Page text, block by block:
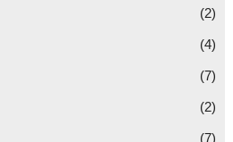
(2)
(4)
(7)
(2)
(7)